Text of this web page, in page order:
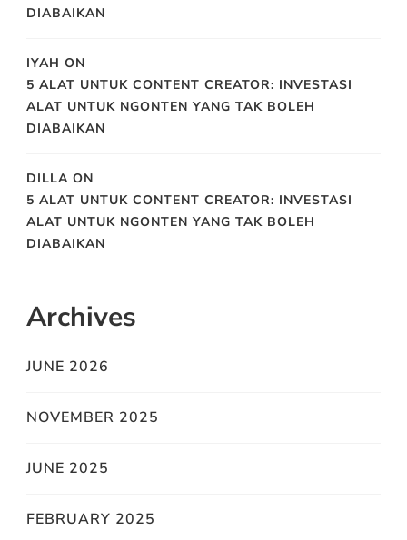
DIABAIKAN
IYAH ON
5 ALAT UNTUK CONTENT CREATOR: INVESTASI
ALAT UNTUK NGONTEN YANG TAK BOLEH
DIABAIKAN
DILLA ON
5 ALAT UNTUK CONTENT CREATOR: INVESTASI
ALAT UNTUK NGONTEN YANG TAK BOLEH
DIABAIKAN
Archives
JUNE 2026
NOVEMBER 2025
JUNE 2025
FEBRUARY 2025